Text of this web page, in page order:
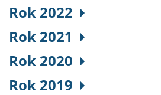
Rok 2022
Rok 2021
Rok 2020
Rok 2019